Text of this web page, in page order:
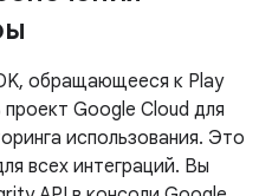
обращающееся к Play
Google Cloud для
использования. Это
всех интеграций. Вы